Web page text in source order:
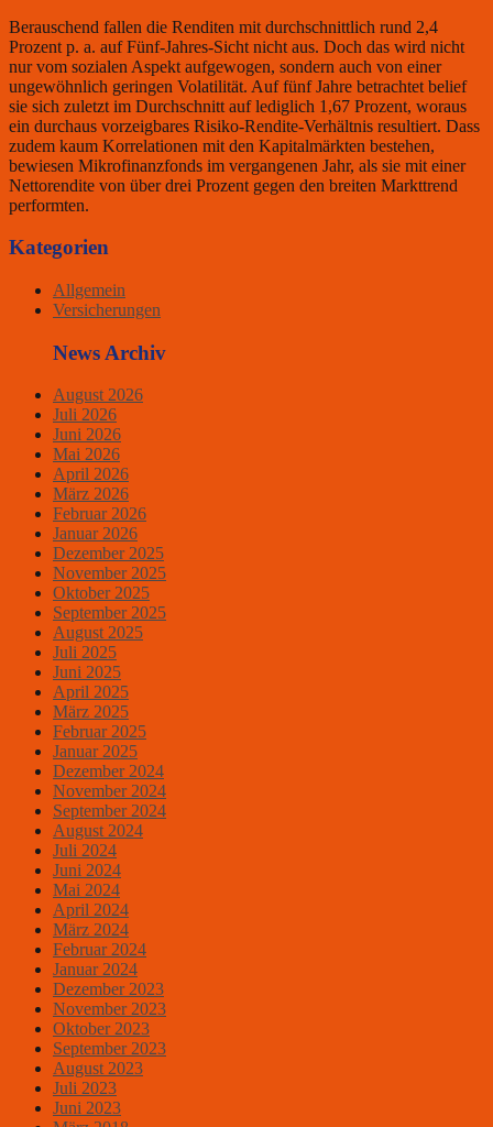
Berauschend fallen die Renditen mit durchschnittlich rund 2,4
Prozent p. a. auf Fünf-Jahres-Sicht nicht aus. Doch das wird nicht
nur vom sozialen Aspekt aufgewogen, sondern auch von einer
ungewöhnlich geringen Volatilität. Auf fünf Jahre betrachtet belief
sie sich zuletzt im Durchschnitt auf lediglich 1,67 Prozent, woraus
ein durchaus vorzeigbares Risiko-Rendite-Verhältnis resultiert. Dass
zudem kaum Korrelationen mit den Kapitalmärkten bestehen,
bewiesen Mikrofinanzfonds im vergangenen Jahr, als sie mit einer
Nettorendite von über drei Prozent gegen den breiten Markttrend
performten.
Kategorien
Allgemein
Versicherungen
News Archiv
August 2026
Juli 2026
Juni 2026
Mai 2026
April 2026
März 2026
Februar 2026
Januar 2026
Dezember 2025
November 2025
Oktober 2025
September 2025
August 2025
Juli 2025
Juni 2025
April 2025
März 2025
Februar 2025
Januar 2025
Dezember 2024
November 2024
September 2024
August 2024
Juli 2024
Juni 2024
Mai 2024
April 2024
März 2024
Februar 2024
Januar 2024
Dezember 2023
November 2023
Oktober 2023
September 2023
August 2023
Juli 2023
Juni 2023